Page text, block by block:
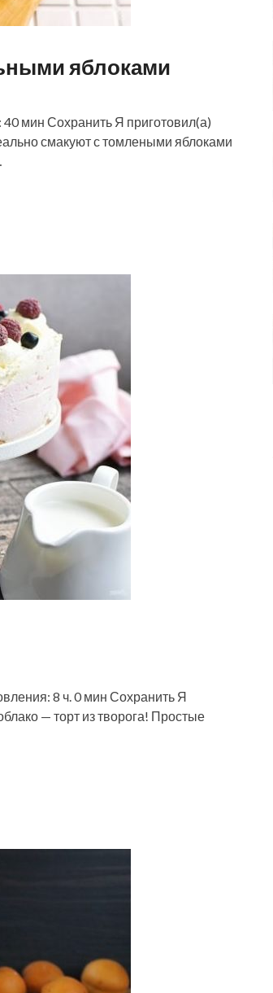
яблоками
мин Сохранить Я приготовил(а)
смакуют с томлеными яблоками
8 ч. 0 мин Сохранить Я
— торт из творога! Простые